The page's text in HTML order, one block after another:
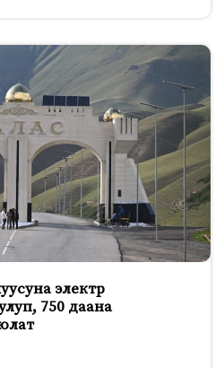
электр
750 даана